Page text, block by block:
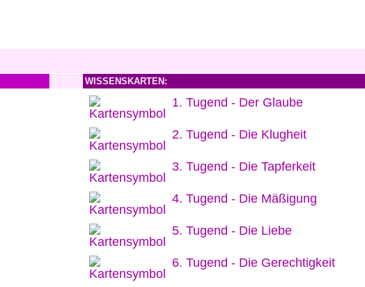
WISSENSKARTEN:
1. Tugend - Der Glaube
2. Tugend - Die Klugheit
3. Tugend - Die Tapferkeit
4. Tugend - Die Mäßigung
5. Tugend - Die Liebe
6. Tugend - Die Gerechtigkeit